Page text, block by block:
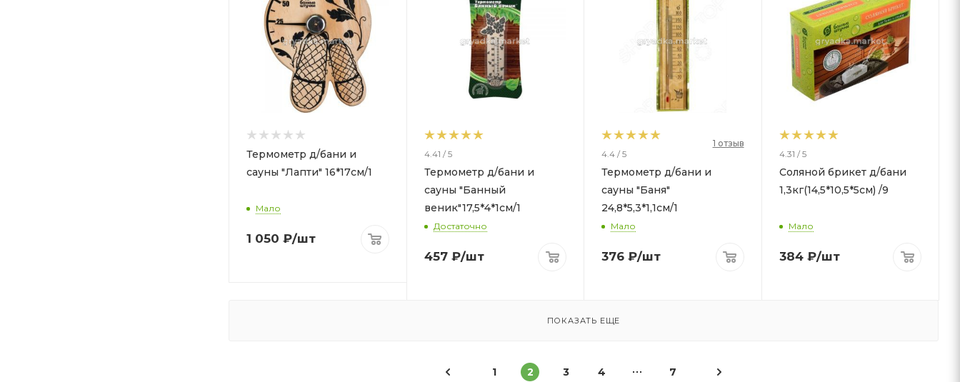
Термометр д/бани и
сауны "Лапти" 16*17см/1
Мало
1 050 ₽/шт
4.41 / 5
Термометр д/бани и
сауны "Банный
веник"17,5*4*1см/1
Достаточно
457₽/шт
4.4 / 5
1 отзыв
Термометр д/бани и
сауны "Баня"
24,8*5,3*1,1см/1
Мало
376 ₽/шт
4.31 / 5
Соляной брикет д/бани
1,3кг(14,5*10,5*5см) /9
Мало
384₽/шт
ПОКАЗАТЬ ЕЩЕ
1 2 3 4 7